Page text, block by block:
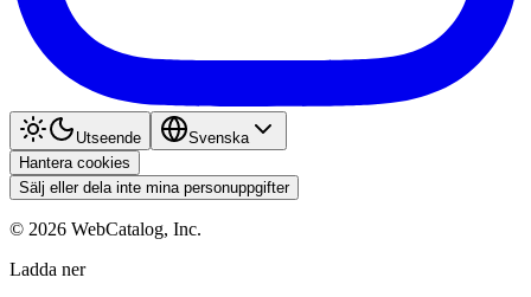
Utseende
Svenska
Hantera cookies
Sälj eller dela inte mina personuppgifter
© 2026 WebCatalog, Inc.
Ladda ner